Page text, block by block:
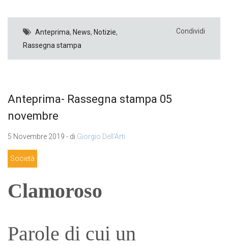
Anteprima, News, Notizie,
Rassegna stampa
Condividi
Anteprima- Rassegna stampa 05
novembre
5 Novembre 2019 - di Giorgio Dell'Arti
Società
Clamoroso
Parole di cui un